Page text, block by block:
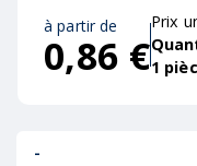
à partir de
0,86 €
Prix
1
-